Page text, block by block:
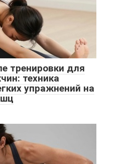
тренировки для
техника
упражнений на